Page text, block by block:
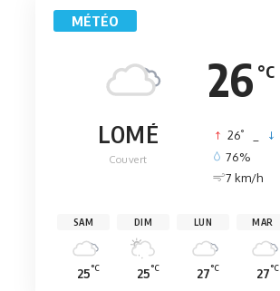
MÉTÉO
26 °C
LOMÉ
Couvert
26°
76%
7 km/h
SAM
25°C
DIM
25°C
LUN
27°C
MAR
27°C